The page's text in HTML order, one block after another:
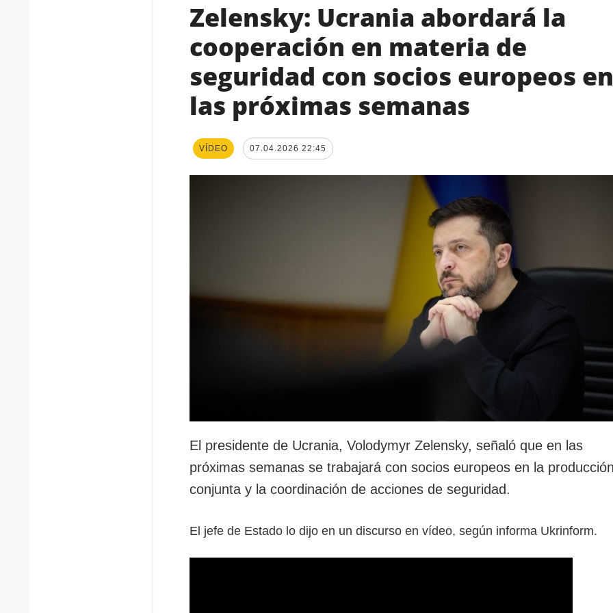
Zelensky: Ucrania abordará la
cooperación en materia de
seguridad con socios europeos en
las próximas semanas
VÍDEO 07.04.2026 22:45
El presidente de Ucrania, Volodymyr Zelensky, señaló que en las
próximas semanas se trabajará con socios europeos en la
conjunta y la coordinación de acciones de seguridad.
El jefe de Estado lo dijo en un discurso en vídeo, según informa Ukrinform.